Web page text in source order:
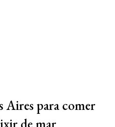
Aires para comer